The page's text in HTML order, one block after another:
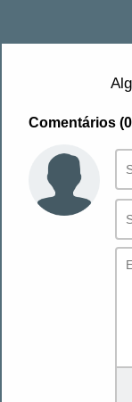
Comentários